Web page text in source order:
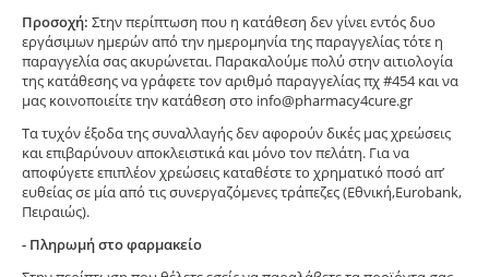
Προσοχή: Στην περίπτωση που η κατάθεση δεν γίνει εντός δυο
εργάσιμων ημερών από την ημερομηνία της παραγγελίας τότε η
παραγγελία σας ακυρώνεται. Παρακαλούμε πολύ στην αιτιολογία
της κατάθεσης να γράφετε τον αριθμό παραγγελίας πχ #454 και να
μας κοινοποιείτε την κατάθεση στο info@pharmacy4cure.gr
Τα τυχόν έξοδα της συναλλαγής δεν αφορούν δικές μας χρεώσεις
και επιβαρύνουν αποκλειστικά και μόνο τον πελάτη. Για να
αποφύγετε επιπλέον χρεώσεις καταθέστε το χρηματικό ποσό απ’
ευθείας σε μία από τις συνεργαζόμενες τράπεζες (Εθνική,Eurobank,
Πειραιώς).
- Πληρωμή στο φαρμακείο